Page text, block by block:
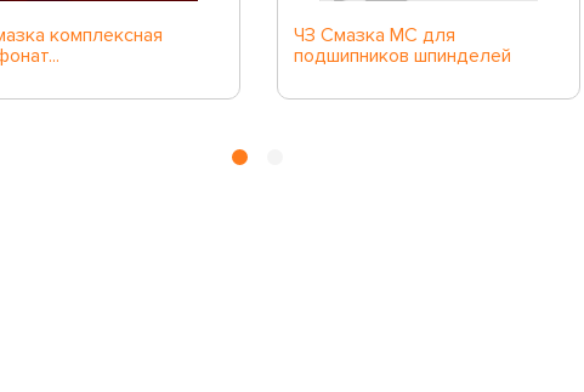
комплексная
ЧЗ Смазка МС для
подшипников шпинделей